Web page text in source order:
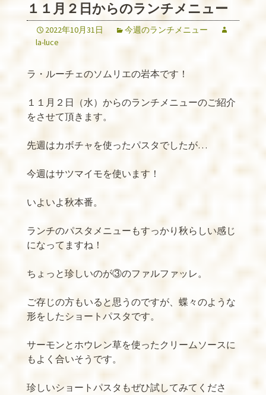
１１月２日からのランチメニュー
2022年10月31日
今週のランチメニュー
la-luce
ラ・ルーチェのソムリエの岩本です！
１１月２日（水）からのランチメニューのご紹介
をさせて頂きます。
先週はカボチャを使ったパスタでしたが…
今週はサツマイモを使います！
いよいよ秋本番。
ランチのパスタメニューもすっかり秋らしい感じ
になってますね！
ちょっと珍しいのが③のファルファッレ。
ご存じの方もいると思うのですが、蝶々のような
形をしたショートパスタです。
サーモンとホウレン草を使ったクリームソースに
もよく合いそうです。
珍しいショートパスタもぜひ試してみてくださ